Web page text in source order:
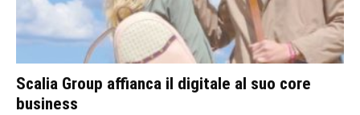
Scalia Group affianca il digitale al suo core
business